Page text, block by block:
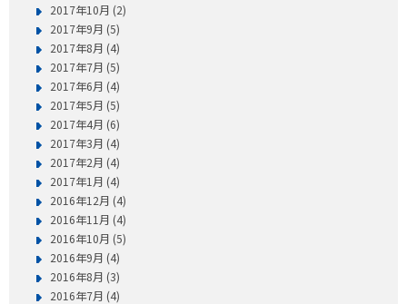
2017年10月 (2)
2017年9月 (5)
2017年8月 (4)
2017年7月 (5)
2017年6月 (4)
2017年5月 (5)
2017年4月 (6)
2017年3月 (4)
2017年2月 (4)
2017年1月 (4)
2016年12月 (4)
2016年11月 (4)
2016年10月 (5)
2016年9月 (4)
2016年8月 (3)
2016年7月 (4)